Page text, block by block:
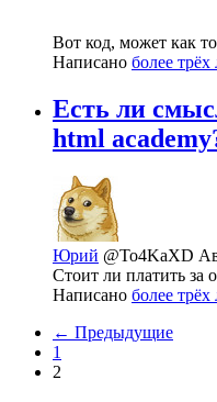
Вот код, может как
Написано более трёх
Есть ли
html
Юрий @To4KaXD
Стоит ли платить за
Написано более трёх
← Предыдущие
1
2